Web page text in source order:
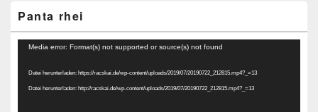
Panta rhei
Video-
Media error: Format(s) not supported or source(s) not found
Datei herunterladen: https://racskai.de/wp-content/uploads/2019/07/20190722_212815.mp4?_=13
Datei herunterladen: http://racskai.de/wp-content/uploads/2019/07/20190722_212815.mp4?_=13